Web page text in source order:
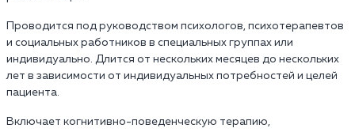
Проводится под руководством психологов, психотерапевтов
и социальных работников в специальных группах или
индивидуально. Длится от нескольких месяцев до нескольких
лет в зависимости от индивидуальных потребностей и целей
пациента.
Включает когнитивно-поведенческую терапию,